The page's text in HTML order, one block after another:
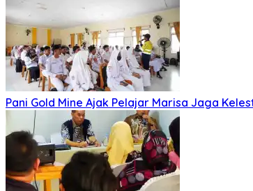
Pani Gold Mine Ajak Pelajar Marisa Jaga